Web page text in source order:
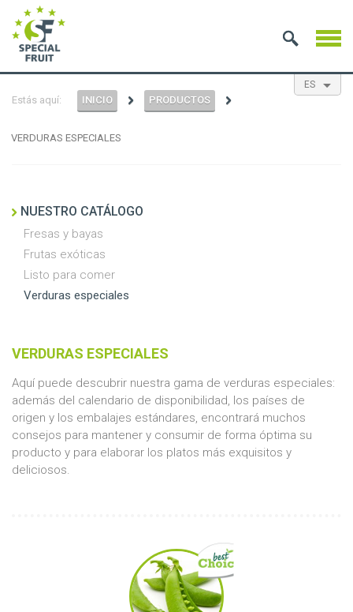
ES
Estás aquí: INICIO PRODUCTOS
VERDURAS ESPECIALES
NUESTRO CATÁLOGO
Fresas y bayas
Frutas exóticas
Listo para comer
Verduras especiales
VERDURAS ESPECIALES
Aquí puede descubrir nuestra gama de verduras especiales:
además del calendario de disponibilidad, los países de
origen y los embalajes estándares, encontrará muchos
consejos para mantener y consumir de forma óptima su
producto y para elaborar los platos más exquisitos y
deliciosos.